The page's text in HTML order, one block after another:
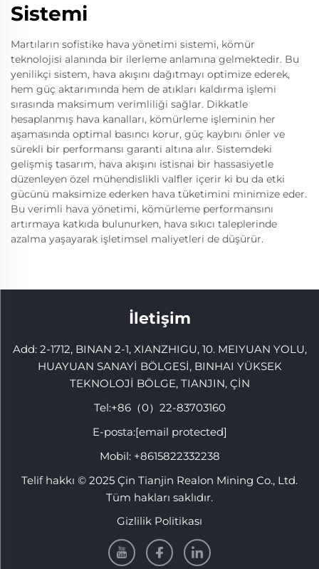
Sistemi
Martıların sofistike hava yönetimi sistemi, kömür
teknolojisi alanında bir ilerleme anlamına gelmektedir. Bu
yenilikçi sistem, hava akışını dağıtmayı optimize ederek,
hem güç aktarımında hem de atıkları kaldırma işlemi
sırasında maksimum verimliliği sağlar. Dikkatle
hesaplanmış hava kanalları, kömürleme işleminin her
aşamasında optimal basıncı korur, güç kaybını önler ve
sürekli bir performansı garanti altına alır. Sistemdeki
gelişmiş tasarım, hava akışını istisnai bir hassasiyetle
düzenleyen özel mühendislikli valfler içerir ki bu da etki
gücünü maksimize ederken hava tüketimini minimize eder.
Bu verimli hava yönetimi, kömürleme performansını
artırmaya katkıda bulunurken, hava sıkıcı taleplerinde
azalma yaşayarak işletimsel maliyetleri de düşürür.
İletişim
Add: 2-1712, BINAN 2-1, XIANZHIGU, 10. MEIYUAN YOLU,
HUAYUAN SANAYİ BÖLGESİ, BINHAI YÜKSEK
TEKNOLOJİ BÖLGE, TIANJIN, ÇİN
Tel:+86（0）22-83703160
E-posta:[email protected]
Mobil: +8615822332238
Telif hakkı © 2025 Çin Tianjin Realon Mining Co., Ltd.
Tüm hakları saklıdır.
Gizlilik Politikası